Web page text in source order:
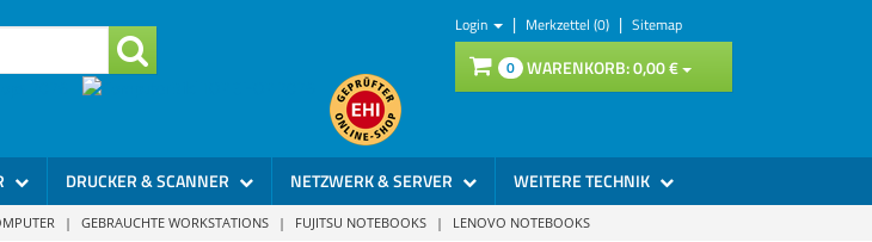
Login | Merkzettel (0) | Sitemap
0 WARENKORB:0,00€
DRUCKER & SCANNER NETZWERK & SERVER WEITERE TECHNIK
| GEBRAUCHTE WORKSTATIONS | FUJITSU NOTEBOOKS | LENOVO NOTEBOOKS